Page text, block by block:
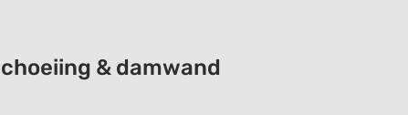
& damwand